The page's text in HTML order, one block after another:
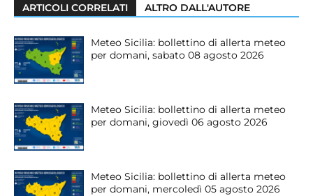
ARTICOLI CORRELATI ALTRO DALL'AUTORE
Meteo Sicilia: bollettino di allerta meteo
per domani, sabato 08 agosto 2026
Meteo Sicilia: bollettino di allerta meteo
per domani, giovedì 06 agosto 2026
Meteo Sicilia: bollettino di allerta meteo
per domani, mercoledì 05 agosto 2026